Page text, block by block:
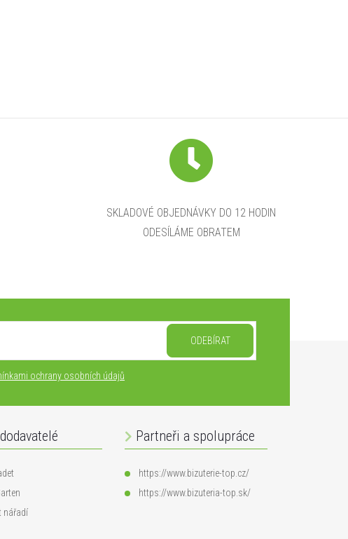
SKLADOVÉ OBJEDNÁVKY DO 12 HODIN
ODESÍLÁME OBRATEM
ochrany osobních údajů
ODEBÍRAT
nářadí
Partneři a spolupráce
https://www.bizuterie-top.cz/
https://www.bizuteria-top.sk/